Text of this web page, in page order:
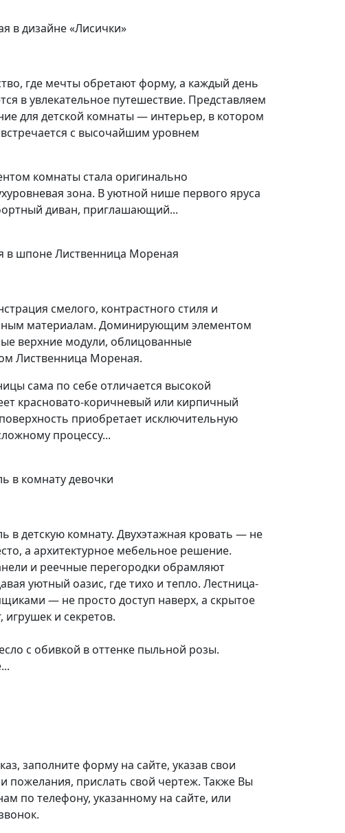
в дизайне «Лисички»
где мечты обретают форму, а каждый день
в увлекательное путешествие. Представляем
для детской комнаты — интерьер, в котором
с высочайшим уровнем
комнаты стала оригинально
зона. В уютной нише первого яруса
диван, приглашающий...
в шпоне Лиственница Мореная
смелого, контрастного стиля и
материалам. Доминирующим элементом
верхние модули, облицованные
Лиственница Мореная.
сама по себе отличается высокой
красновато-коричневый или кирпичный
приобретает исключительную
процессу...
в комнату девочки
в детскую комнату. Двухэтажная кровать — не
а архитектурное мебельное решение.
и реечные перегородки обрамляют
уютный оазис, где тихо и тепло. Лестница-
— не просто доступ наверх, а скрытое
и секретов.
с обивкой в оттенке пыльной розы.
заполните форму на сайте, указав свои
пожелания, прислать свой чертеж. Также Вы
по телефону, указанному на сайте, или